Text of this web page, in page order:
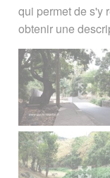
qui permet de s'y
obtenir une